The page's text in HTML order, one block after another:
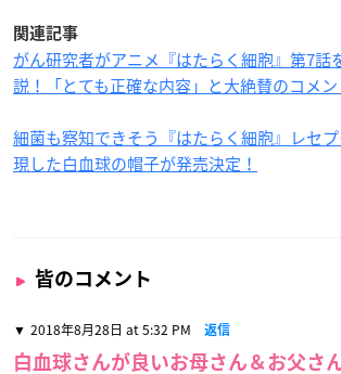
関連記事
がん研究者がアニメ『はたらく細胞』第7話
説！「とても正確な内容」と大絶賛のコメン
細菌も察知できそう『はたらく細胞』レセ
現した白血球の帽子が発売決定！
皆のコメント
2018年8月28日 at 5:32 PM 返信
白血球さんが良いお母さん＆お父さ